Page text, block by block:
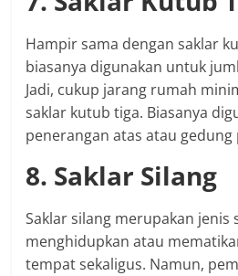
Hampir sama dengan saklar
biasanya digunakan untuk
Jadi, cukup jarang rumah
saklar kutub tiga. Biasanya
penerangan atas atau
8. Saklar Silang
Saklar silang merupakan jenis
menghidupkan atau
tempat sekaligus. Namun,